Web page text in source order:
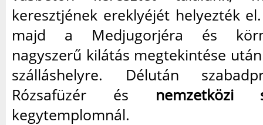
keresztjének ereklyéjét helyezték
majd a Medjugorjéra és
nagyszerű kilátás megtekintése
szálláshelyre. Délután
Rózsafüzér és nemzetközi
kegytemplomnál.